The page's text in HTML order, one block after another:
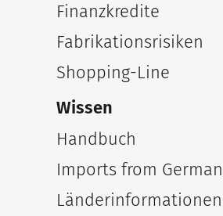
Finanzkredite
Fabrikationsrisiken
Shopping-Line
Wissen
Handbuch
Imports from
Länderinformationen